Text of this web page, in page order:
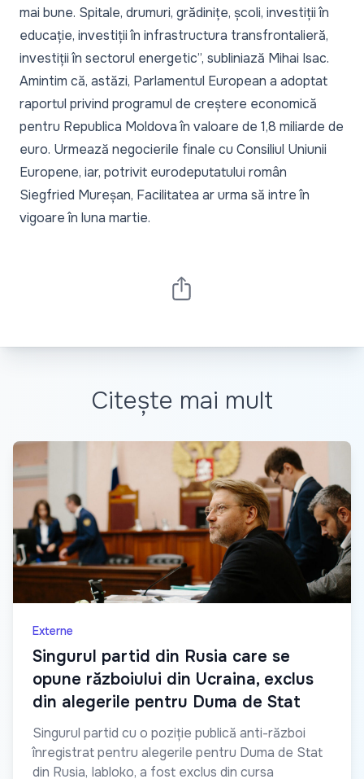
mai bune. Spitale, drumuri, grădinițe, școli, investiții în
educație, investiții în infrastructura transfrontalieră,
investiții în sectorul energetic”, subliniază Mihai Isac.
Amintim că, astăzi, Parlamentul European a adoptat
raportul privind programul de creștere economică
pentru Republica Moldova în valoare de 1,8 miliarde de
euro. Urmează negocierile finale cu Consiliul Uniunii
Europene, iar, potrivit eurodeputatului român
Siegfried Mureșan, Facilitatea ar urma să intre în
vigoare în luna martie.
Citește mai mult
Externe
Singurul partid din Rusia care se
opune războiului din Ucraina, exclus
din alegerile pentru Duma de Stat
Singurul partid cu o poziție publică anti-război
înregistrat pentru alegerile pentru Duma de Stat
din Rusia, Iabloko, a fost exclus din cursa